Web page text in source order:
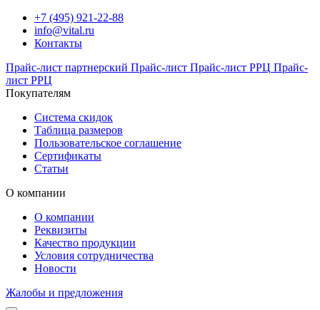
+7 (495) 921-22-88
info@vital.ru
Контакты
Прайс-лист партнерский Прайс-лист Прайс-лист РРЦ Прайс-
лист РРЦ
Покупателям
Система скидок
Таблица размеров
Пользовательское соглашение
Сертификаты
Статьи
О компании
О компании
Реквизиты
Качество продукции
Условия сотрудничества
Новости
Жалобы и предложения